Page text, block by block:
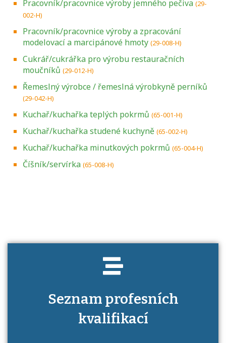
Pracovník/pracovnice výroby jemného pečiva (29-
002-H)
Pracovník/pracovnice výroby a zpracování
modelovací a marcipánové hmoty (29-008-H)
Cukrář/cukrářka pro výrobu restauračních
moučníků (29-012-H)
Řemeslný výrobce / řemeslná výrobkyně perníků
(29-042-H)
Kuchař/kuchařka teplých pokrmů (65-001-H)
Kuchař/kuchařka studené kuchyně (65-002-H)
Kuchař/kuchařka minutkových pokrmů (65-004-H)
Číšník/servírka (65-008-H)
Seznam profesních
kvalifikací
Projděte si seznam profesních kvalifikací.